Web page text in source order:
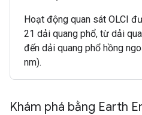
Hoạt động quan sát OLCI
21 dải quang phổ, từ dải
đến dải quang phổ hồng
nm).
Khám phá bằng Earth